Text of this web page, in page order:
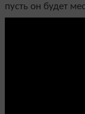
пусть он будет